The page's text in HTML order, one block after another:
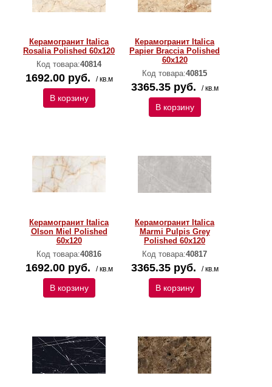
Керамогранит Italica
Rosalia Polished 60х120
Код товара:40814
1692.00 руб. / кв.м
В корзину
Керамогранит Italica
Papier Braccia Polished
60х120
Код товара:40815
3365.35 руб. / кв.м
В корзину
Керамогранит Italica
Olson Miel Polished
60х120
Код товара:40816
1692.00 руб. / кв.м
В корзину
Керамогранит Italica
Marmi Pulpis Grey
Polished 60х120
Код товара:40817
3365.35 руб. / кв.м
В корзину